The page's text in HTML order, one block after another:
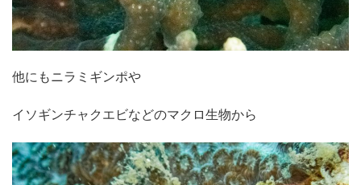
他にもニラミギンポや
イソギンチャクエビなどのマクロ生物から